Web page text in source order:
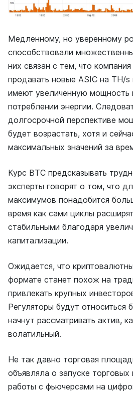
Медленному, но уверенному
способствовали
них связан с тем, что
продавать новые ASIC на TH/
имеют увеличенную мощность
потреблении энергии.
долгосрочной перспективе
будет возрастать, хотя и
максимальных значений за
Курс BTC предсказывать
эксперты говорят о том, что
максимумов понадобится
время как сами циклы
стабильными благодаря
капитализации.
Ожидается, что
формате станет похож на
привлекать крупных
Регуляторы будут относиться
начнут рассматривать актив,
волатильный.
Не так давно торговая
объявляла о запуске
работы с фьючерсами на